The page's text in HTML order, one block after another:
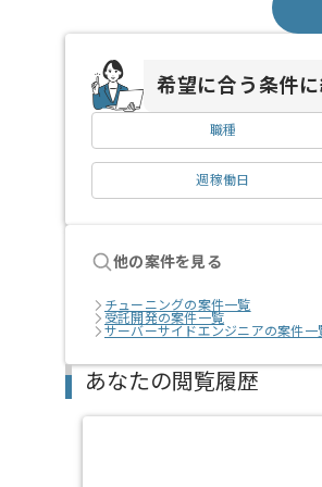
希望に合う条件
職種
週稼働日
他の案件を見る
チューニングの案件一覧
受託開発の案件一覧
サーバーサイドエンジニアの案件一
あなたの閲覧履歴